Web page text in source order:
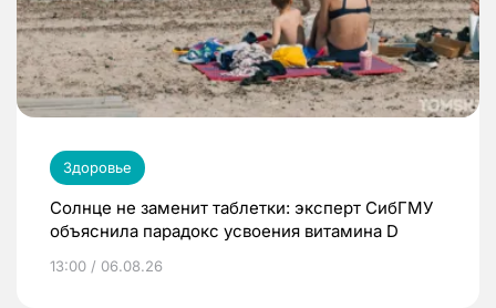
Здоровье
Солнце не заменит таблетки: эксперт СибГМУ
объяснила парадокс усвоения витамина D
13:00 / 06.08.26